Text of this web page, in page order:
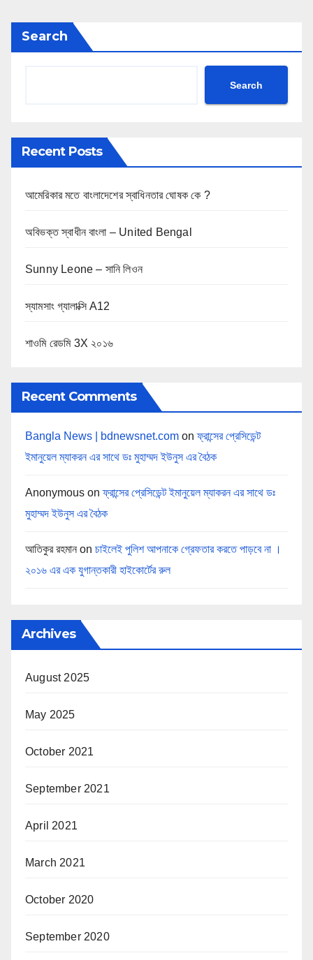
Search
Search
Recent Posts
আমেরিকার মতে বাংলাদেশের স্বাধিনতার ঘোষক কে ?
অবিভক্ত স্বাধীন বাংলা – United Bengal
Sunny Leone – সানি লিওন
স্যামসাং গ্যালাক্সি A12
শাওমি রেডমি 3X ২০১৬
Recent Comments
Bangla News | bdnewsnet.com onফ্রান্সের প্রেসিডেন্ট
ইমানুয়েল ম্যাকরন এর সাথে ডঃ মুহাম্মদ ইউনুস এর বৈঠক
Anonymous onফ্রান্সের প্রেসিডেন্ট ইমানুয়েল ম্যাকরন এর সাথে ডঃ
মুহাম্মদ ইউনুস এর বৈঠক
আতিকুর রহমান on চাইলেই পুলিশ আপনাকে গ্রেফতার করতে পাড়বে না ।
২০১৬ এর এক যুগান্তকারী হাইকোর্টের রুল
Archives
August 2025
May 2025
October 2021
September 2021
April 2021
March 2021
October 2020
September 2020